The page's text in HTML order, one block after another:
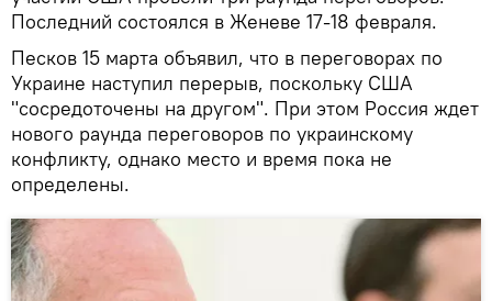
Последний состоялся в Женеве 17-18 февраля.
Песков 15 марта объявил, что в переговорах по
Украине наступил перерыв, поскольку США
"сосредоточены на другом". При этом Россия ждет
нового раунда переговоров по украинскому
конфликту, однако место и время пока не
определены.